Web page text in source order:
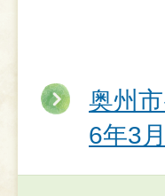
奥州
6年3月